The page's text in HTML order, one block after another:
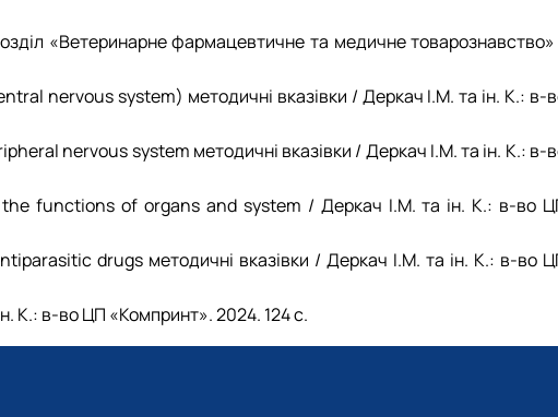
«Ветеринарне фармацевтичне та медичне
nervous system) методичні вказівки / Деркач І.М. та ін. К.: в-
nervous system методичні вказівки / Деркач І.М. та ін. К.: в-
functions of organs and system / Деркач І.М. та ін. К.: в-во
drugs методичні вказівки / Деркач І.М. та ін. К.: в-во
К.: в-во ЦП «Компринт». 2024. 124 с.